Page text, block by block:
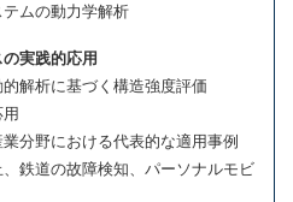
ムの動力学解析
実践的応用
解析に基づく構造強度評価
野における代表的な適用事例
の故障検知、パーソナルモビ